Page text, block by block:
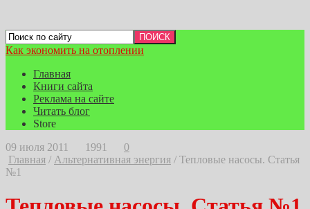
Как экономить на отоплении
Главная
Книги сайта
Реклама на сайте
Читать блог
Store
09 июля 2011
1991
0
Главная / Альтернативная энергия / Тепловые насосы. Статья
№1